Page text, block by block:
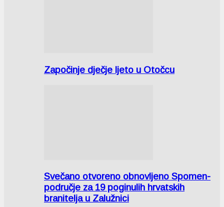
Započinje dječje ljeto u Otočcu
Svečano otvoreno obnovljeno Spomen-
područje za 19 poginulih hrvatskih
branitelja u Zalužnici